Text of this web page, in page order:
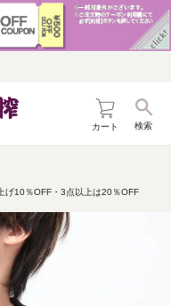
カート 検索
げ10％OFF・3点以上は20％OFF